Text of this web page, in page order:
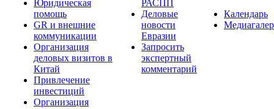
Юридическая
помощь
GR и внешние
коммуникации
Организация
деловых визитов в
Китай
Привлечение
инвестиций
Организация
РАСПП
Деловые
новости
Евразии
Запросить
экспертный
комментарий
Календарь